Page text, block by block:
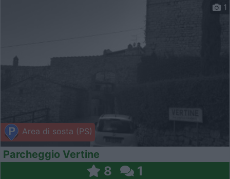
Area di sosta (PS)
1
Parcheggio Vertine
8 1